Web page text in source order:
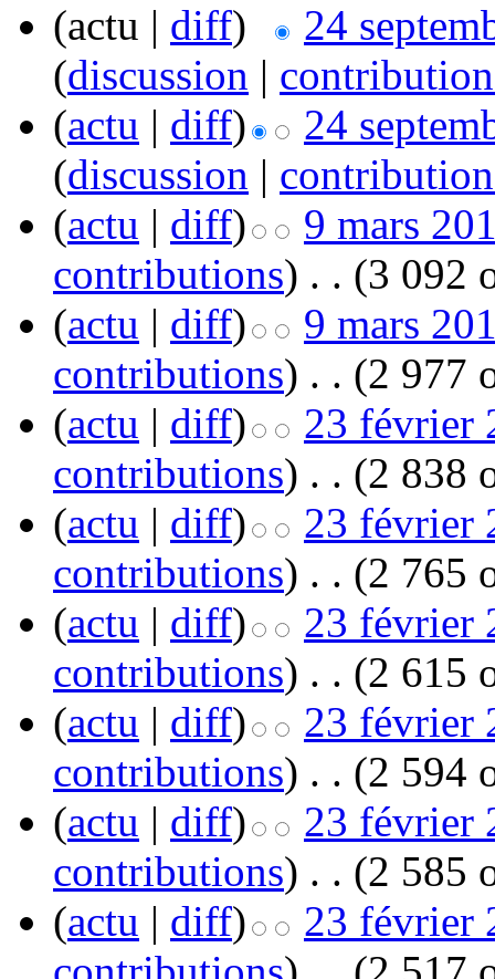
(actu | diff)
24
(discussion |
(actu | diff)
24
(discussion |
(actu | diff)
9 mars
contributions) . . (3 092
(actu | diff)
9 mars
contributions) . . (2 977
(actu | diff)
23 février
contributions) . . (2 838
(actu | diff)
23 février
contributions) . . (2 765
(actu | diff)
23 février
contributions) . . (2 615
(actu | diff)
23 février
contributions) . . (2 594
(actu | diff)
23 février
contributions) . . (2 585
(actu | diff)
23 février